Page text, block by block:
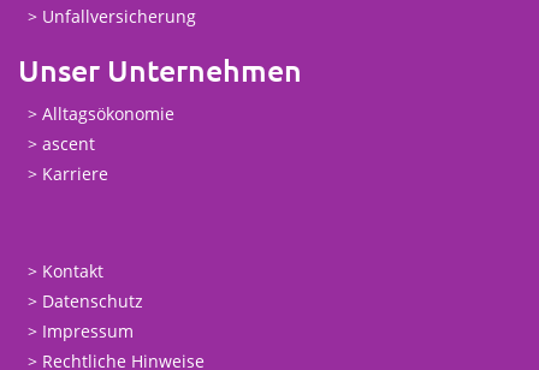
Unfallversicherung
Unser Unternehmen
Alltagsökonomie
ascent
Karriere
Kontakt
Datenschutz
Impressum
Rechtliche Hinweise